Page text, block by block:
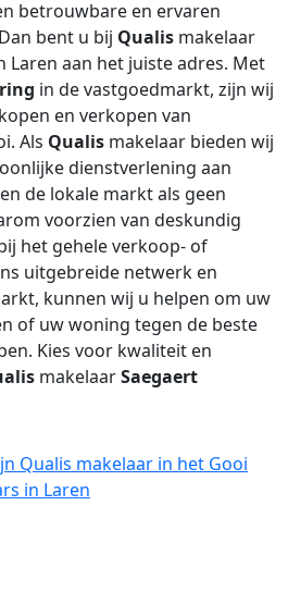
betrouwbare en ervaren
bent u bij Qualis makelaar
Laren aan het juiste adres. Met
in de vastgoedmarkt, zijn wij
en verkopen van
Als Qualis makelaar bieden wij
dienstverlening aan
de lokale markt als geen
voorzien van deskundig
het gehele verkoop- of
uitgebreide netwerk en
kunnen wij u helpen om uw
of uw woning tegen de beste
Kies voor kwaliteit en
makelaarSaegaert
Qualis makelaar in het Gooi
in Laren